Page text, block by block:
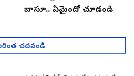
బాసూ.. ఏమైందో చూడండి
చదవండి